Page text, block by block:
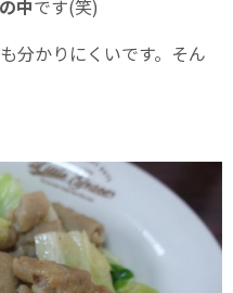
中です(笑)
分かりにくいです。そん